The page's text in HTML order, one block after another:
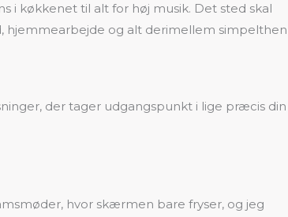
i køkkenet til alt for høj musik. Det sted skal
hjemmearbejde og alt derimellem simpelthen
der tager udgangspunkt i lige præcis din
hvor skærmen bare fryser, og jeg